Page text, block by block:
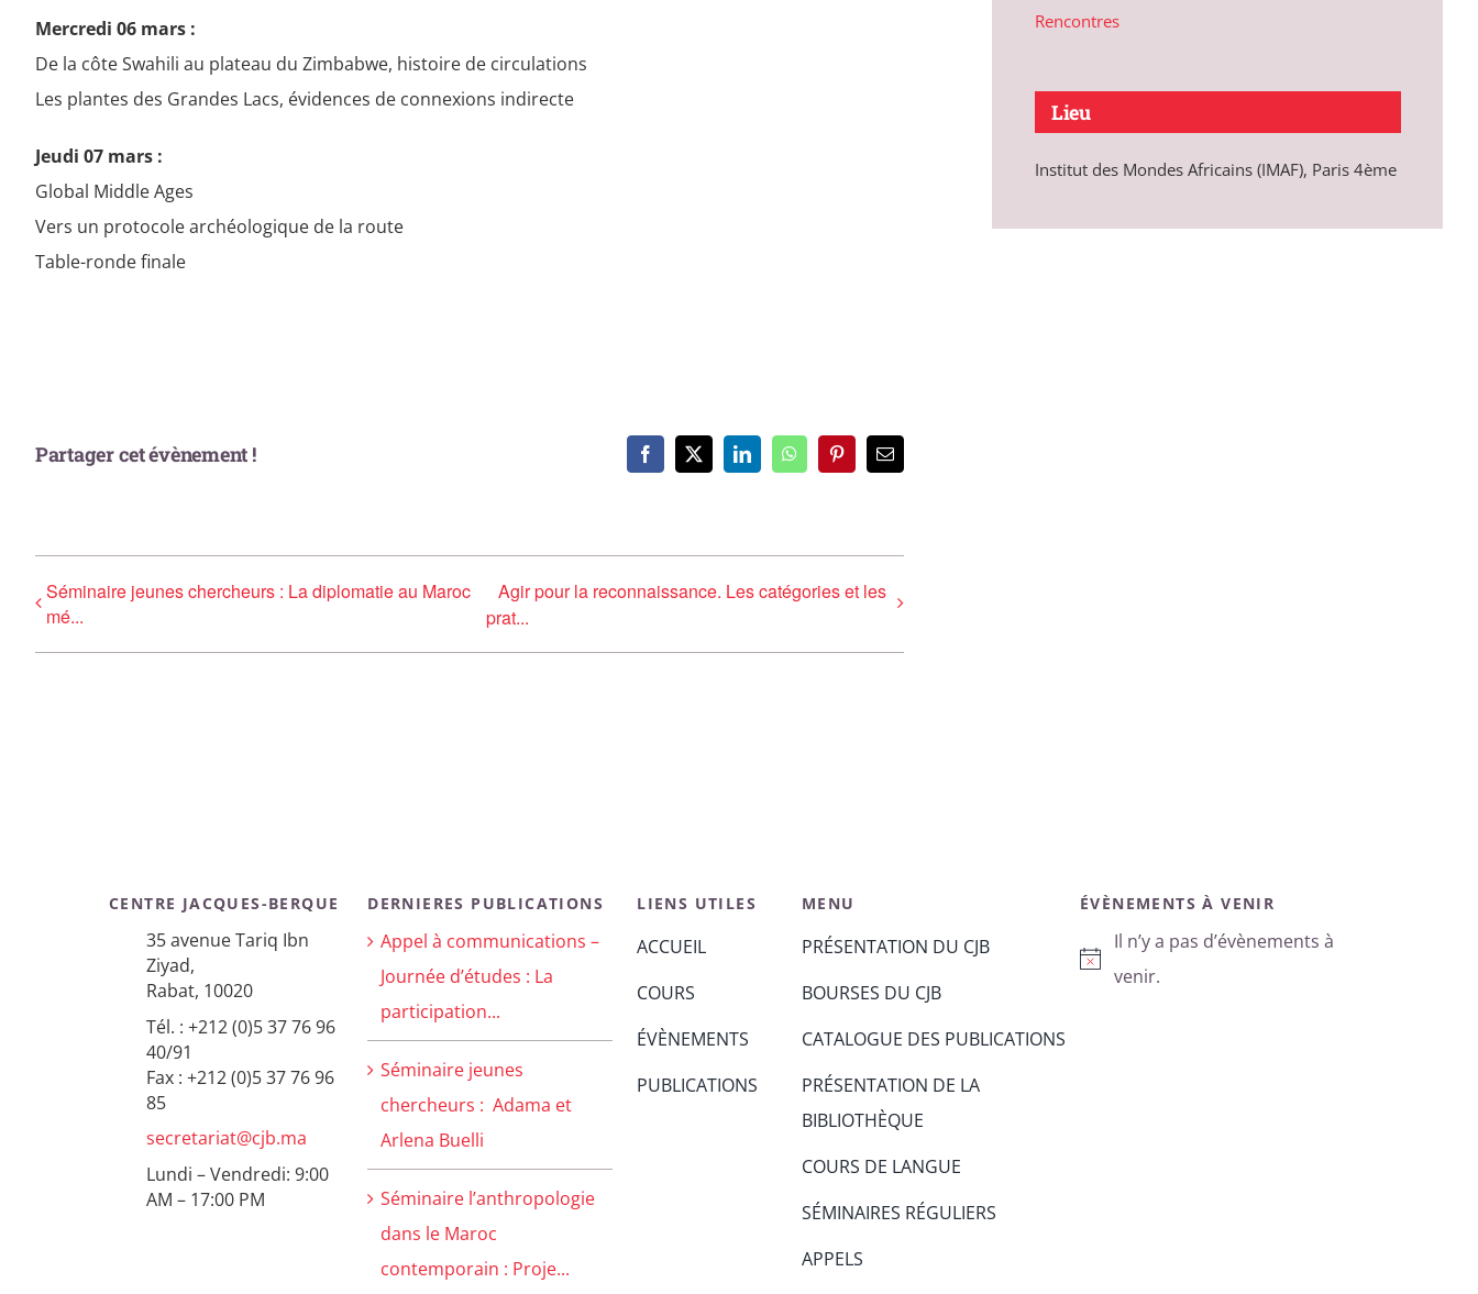
Mercredi 06 mars :
De la côte Swahili au plateau du Zimbabwe, histoire de circulations
Les plantes des Grandes Lacs, évidences de connexions indirecte
Jeudi 07 mars :
Global Middle Ages
Vers un protocole archéologique de la route
Table-ronde finale
Partager cet évènement ! Facebook
X LinkedInWhatsAppPinterestEmail
Séminaire jeunes chercheurs : La diplomatie au Maroc
mé...
Agir pour la reconnaissance. Les catégories et les
prat...
Rencontres
Lieu
Institut des Mondes Africains (IMAF), Paris 4ème
CENTRE JACQUES-BERQUE
35 avenue Tariq Ibn
Ziyad,
Rabat, 10020
Tél. : +212 (0)5 37 76 96
40/91
Fax : +212 (0)5 37 76 96
85
secretariat@cjb.ma
Lundi – Vendredi: 9:00
AM – 17:00 PM
DERNIERES PUBLICATIONS
Appel à communications –
Journée d’études : La
participation...
Séminaire jeunes
chercheurs : Adama et
Arlena Buelli
Séminaire l’anthropologie
dans le Maroc
contemporain : Proje...
LIENS UTILES
ACCUEIL
COURS
ÉVÈNEMENTS
PUBLICATIONS
MENU
PRÉSENTATION DU CJB
BOURSES DU CJB
CATALOGUE DES PUBLICATIONS
PRÉSENTATION DE LA
BIBLIOTHÈQUE
COURS DE LANGUE
SÉMINAIRES RÉGULIERS
APPELS
ÉVÈNEMENTS À VENIR
Notice
Il n’y a pas d’évènements à
venir.